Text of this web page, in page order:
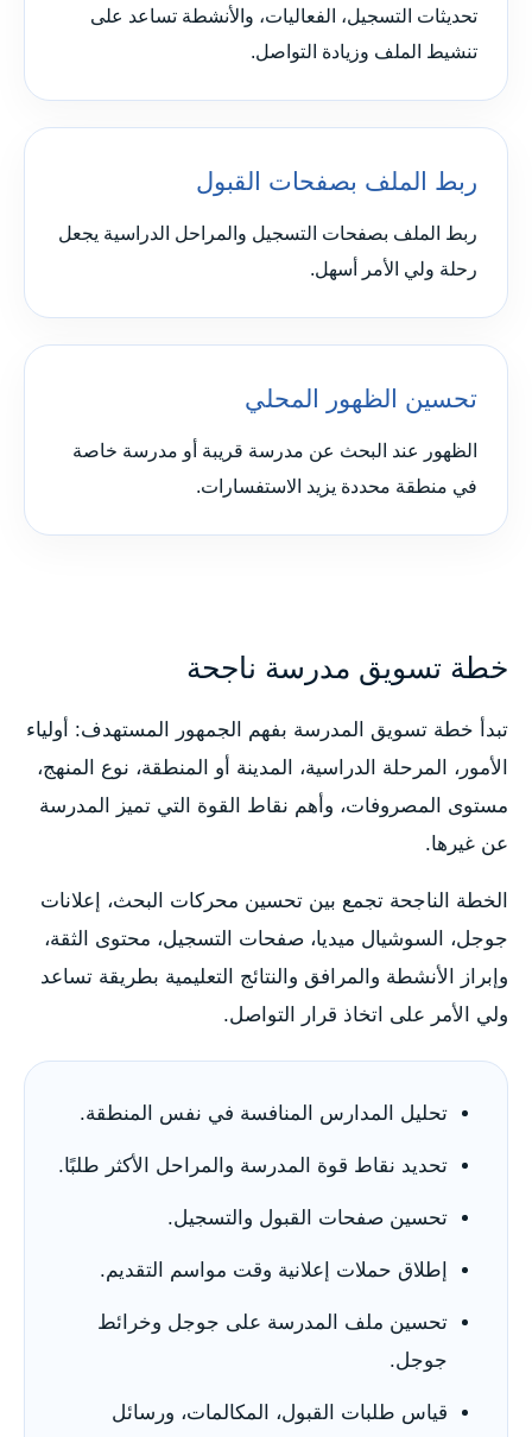
تحديثات التسجيل، الفعاليات، والأنشطة تساعد على
تنشيط الملف وزيادة التواصل.
ربط الملف بصفحات القبول
ربط الملف بصفحات التسجيل والمراحل الدراسية يجعل
رحلة ولي الأمر أسهل.
تحسين الظهور المحلي
الظهور عند البحث عن مدرسة قريبة أو مدرسة خاصة
في منطقة محددة يزيد الاستفسارات.
خطة تسويق مدرسة ناجحة
تبدأ خطة تسويق المدرسة بفهم الجمهور المستهدف: أولياء
الأمور، المرحلة الدراسية، المدينة أو المنطقة، نوع المنهج،
مستوى المصروفات، وأهم نقاط القوة التي تميز المدرسة
عن غيرها.
الخطة الناجحة تجمع بين تحسين محركات البحث، إعلانات
جوجل، السوشيال ميديا، صفحات التسجيل، محتوى الثقة،
وإبراز الأنشطة والمرافق والنتائج التعليمية بطريقة تساعد
ولي الأمر على اتخاذ قرار التواصل.
تحليل المدارس المنافسة في نفس المنطقة.
تحديد نقاط قوة المدرسة والمراحل الأكثر طلبًا.
تحسين صفحات القبول والتسجيل.
إطلاق حملات إعلانية وقت مواسم التقديم.
تحسين ملف المدرسة على جوجل وخرائط
جوجل.
قياس طلبات القبول، المكالمات، ورسائل